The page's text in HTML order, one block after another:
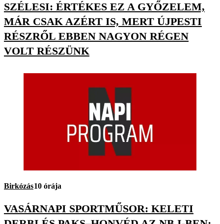
SZÉLESI: ÉRTÉKES EZ A GYŐZELEM,
MÁR CSAK AZÉRT IS, MERT ÚJPESTI
RÉSZRŐL EBBEN NAGYON RÉGEN
VOLT RÉSZÜNK
Birkózás10 órája
VASÁRNAPI SPORTMŰSOR: KELETI